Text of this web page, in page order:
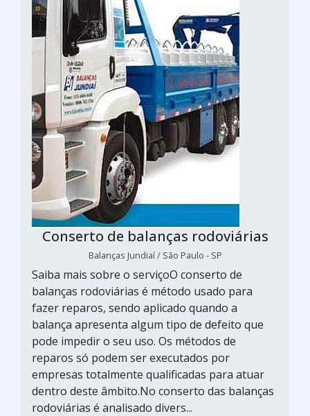
Conserto de balanças rodoviárias
Balanças Jundiaí / São Paulo - SP
Saiba mais sobre o serviçoO conserto de
balanças rodoviárias é método usado para
fazer reparos, sendo aplicado quando a
balança apresenta algum tipo de defeito que
pode impedir o seu uso. Os métodos de
reparos só podem ser executados por
empresas totalmente qualificadas para atuar
dentro deste âmbito.No conserto das balanças
rodoviárias é analisado divers...